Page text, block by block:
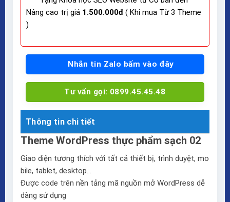
Nâng cao trị giá 1.500.000đ ( Khi mua Từ 3 Theme
)
Nhắn tin Zalo bấm vào đây
Tư vấn gọi: 0899.45.45.48
Thông tin chi tiết
Theme WordPress thực phẩm sạch 02
Giao diện tương thích với tất cả thiết bị, trình duyệt, mo
bile, tablet, desktop…
Được code trên nền tảng mã nguồn mở WordPress dễ
dàng sử dụng